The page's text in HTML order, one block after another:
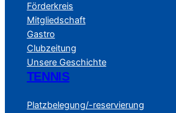
Förderkreis
Mitgliedschaft
Gastro
Clubzeitung
Unsere Geschichte
TENNIS
Platzbelegung/-reservierung